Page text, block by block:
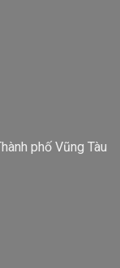
phố Vũng Tàu